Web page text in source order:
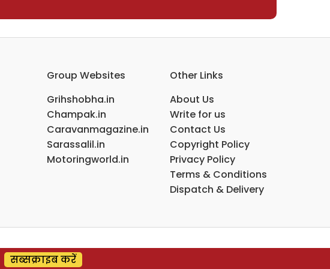
Group Websites
Grihshobha.in
Champak.in
Caravanmagazine.in
Sarassalil.in
Motoringworld.in
Other Links
About Us
Write for us
Contact Us
Copyright Policy
Privacy Policy
Terms & Conditions
Dispatch & Delivery
सब्सक्राइब करें